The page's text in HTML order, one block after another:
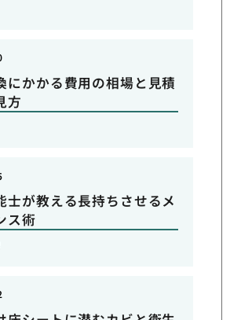
にかかる費用の相場と見積
方
士が教える長持ちさせるメ
ス術